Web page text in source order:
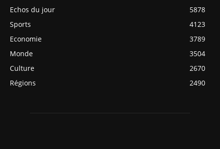
Echos du jour
5878
Sports
4123
Economie
3789
Monde
3504
Culture
2670
Régions
2490